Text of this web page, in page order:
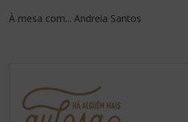
À mesa com... Andreia Santos